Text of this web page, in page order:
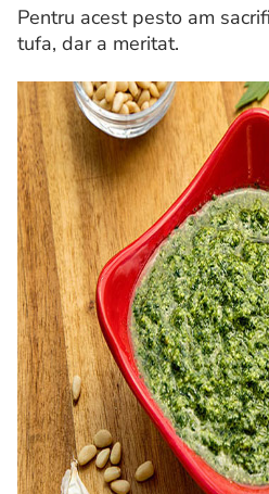
Pentru acest pesto am
tufa, dar a meritat.